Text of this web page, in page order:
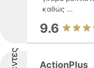
καθώς ...
9.6
ActionPlus